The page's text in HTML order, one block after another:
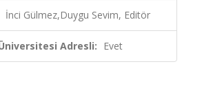
İnci Gülmez,Duygu Sevim, Editör
Adresli: Evet